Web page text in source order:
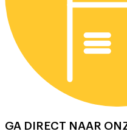
GA DIRECT NAAR